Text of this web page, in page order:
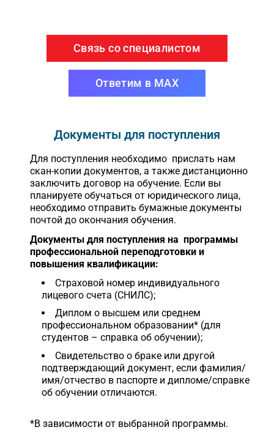
Связь со специалистом
Ответим в MAX
Документы для поступления
Для поступления необходимо прислать нам
скан-копии документов, а также дистанционно
заключить договор на обучение. Если вы
планируете обучаться от юридического лица,
необходимо отправить бумажные документы
почтой до окончания обучения.
Документы для поступления на программы
профессиональной переподготовки и
повышения квалификации:
Страховой номер индивидуального
лицевого счета (СНИЛС);
Диплом о высшем или среднем
профессиональном образовании* (для
студентов – справка об обучении);
Свидетельство о браке или другой
подтверждающий документ, если фамилия/
имя/отчество в паспорте и дипломе/справке
об обучении отличаются.
*В зависимости от выбранной программы.